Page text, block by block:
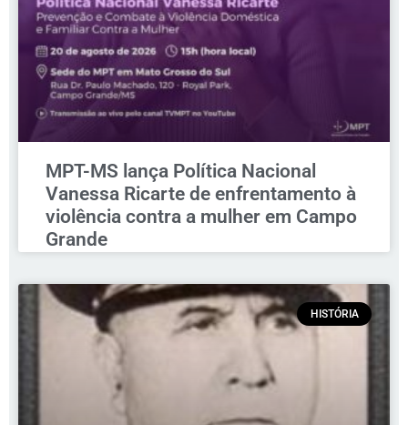
MPT-MS lança Política Nacional
Vanessa Ricarte de enfrentamento à
violência contra a mulher em Campo
Grande
HISTÓRIA